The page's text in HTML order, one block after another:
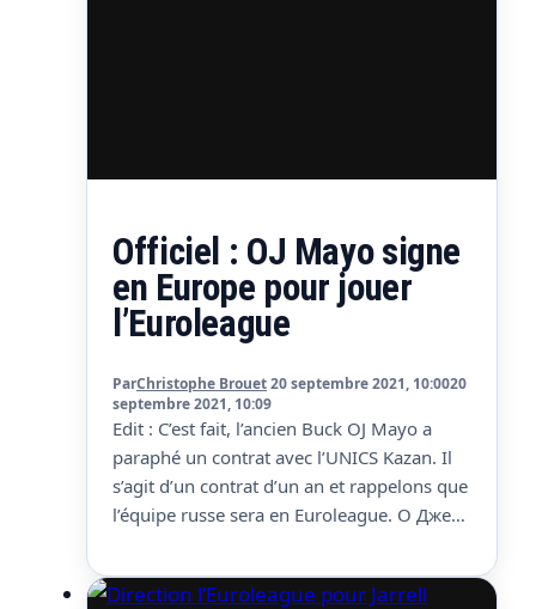
Officiel : OJ Mayo signe
en Europe pour jouer
l’Euroleague
ParChristophe Brouet20 septembre 2021, 10:0020
septembre 2021, 10:09
Edit : C’est fait, l’ancien Buck OJ Mayo a
paraphé un contrat avec l’UNICS Kazan. Il
s’agit d’un contrat d’un an et rappelons que
l’équipe russe sera en Euroleague. О Джей
подписал однолетний контракт с 33-
летним американским атакующим